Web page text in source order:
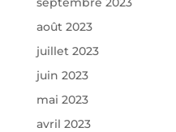
août 2023
juillet 2023
juin 2023
mai 2023
avril 2023